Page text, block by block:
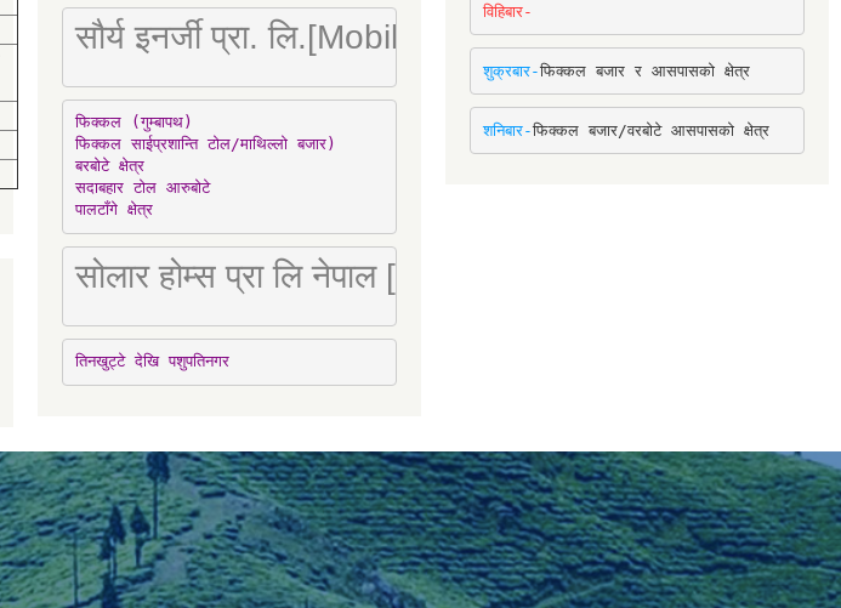
सौर्य इनर्जी प्रा. लि.[Mobile : 9842780266]
फिक्कल (गुम्बापथ)
फिक्कल साईप्रशान्ति टोल/माथिल्लो बजार)
बरबोटे क्षेत्र
सदाबहार टोल आरुबोटे
पालटाँगे क्षेत्र
सोलार होम्स प्रा लि नेपाल [Mobile : 9851066274]
तिनखुट्टे देखि पशुपतिनगर
विहिबार-
शुक्रबार-फिक्कल बजार र आसपासको क्षेत्र
शनिबार-फिक्कल बजार/वरबोटे आसपासको क्षेत्र